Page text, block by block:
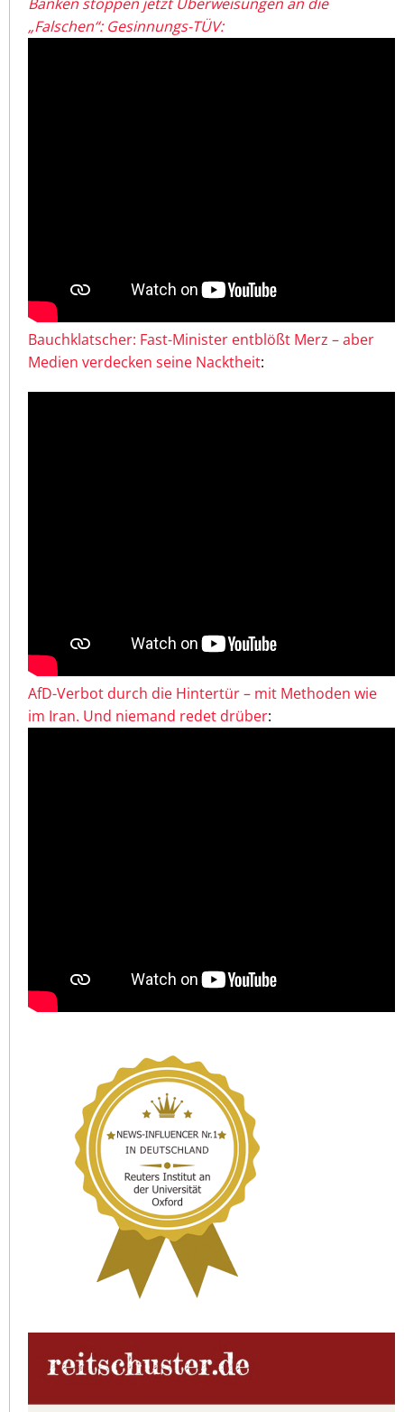
„Falschen“: Gesinnungs-TÜV:
Bauchklatscher: Fast-Minister entblößt Merz – aber
Medien verdecken seine Nacktheit:
AfD-Verbot durch die Hintertür – mit Methoden wie
im Iran. Und niemand redet drüber: